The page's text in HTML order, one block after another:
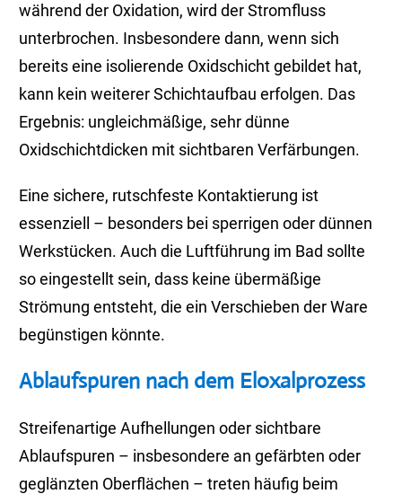
während der Oxidation, wird der Stromfluss
unterbrochen. Insbesondere dann, wenn sich
bereits eine isolierende Oxidschicht gebildet hat,
kann kein weiterer Schichtaufbau erfolgen. Das
Ergebnis: ungleichmäßige, sehr dünne
Oxidschichtdicken mit sichtbaren Verfärbungen.
Eine sichere, rutschfeste Kontaktierung ist
essenziell – besonders bei sperrigen oder dünnen
Werkstücken. Auch die Luftführung im Bad sollte
so eingestellt sein, dass keine übermäßige
Strömung entsteht, die ein Verschieben der Ware
begünstigen könnte.
Ablaufspuren nach dem Eloxalprozess
Streifenartige Aufhellungen oder sichtbare
Ablaufspuren – insbesondere an gefärbten oder
geglänzten Oberflächen – treten häufig beim